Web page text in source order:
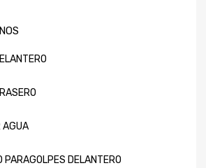
AGUA
PARAGOLPES DELANTERO